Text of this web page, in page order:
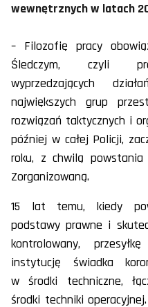
wewnętrznych w latach
– Filozofię pracy
Śledczym, czyli
wyprzedzających
największych grup
rozwiązań taktycznych i
później w całej Policji,
roku, z chwilą
Zorganizowaną.
15 lat temu, kiedy
podstawy prawne i
kontrolowany,
instytucję świadka
w środki techniczne,
środki techniki